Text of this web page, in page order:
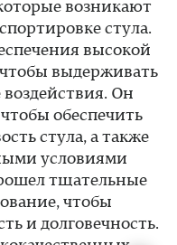
возникают
стула.
высокой
выдерживать
Он
обеспечить
стула, а также
условиями
тщательные
чтобы
и долговечность.